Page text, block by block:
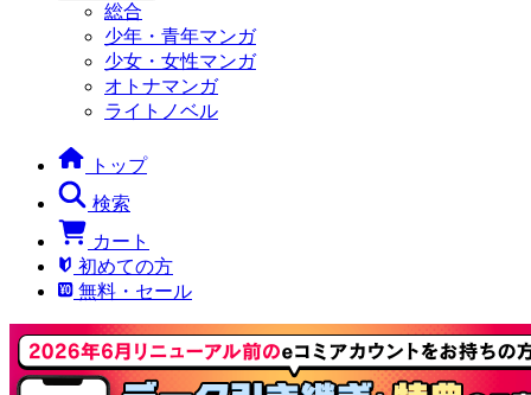
総合
少年・青年マンガ
少女・女性マンガ
オトナマンガ
ライトノベル
トップ
検索
カート
初めての方
無料・セール